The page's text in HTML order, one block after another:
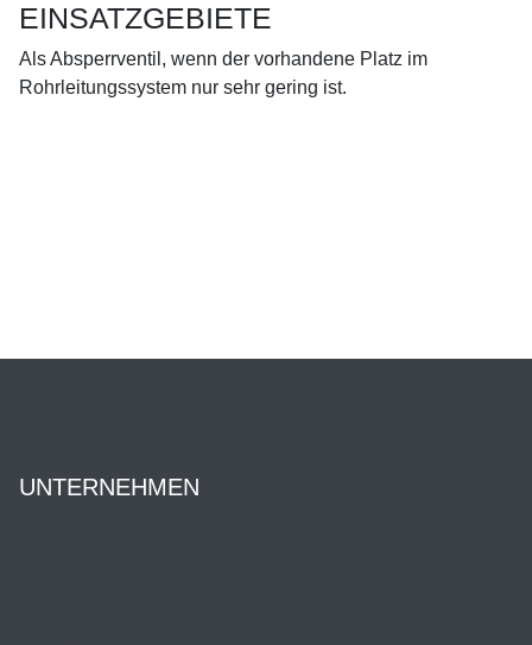
EINSATZGEBIETE
Als Absperrventil, wenn der vorhandene Platz im
Rohrleitungssystem nur sehr gering ist.
UNTERNEHMEN